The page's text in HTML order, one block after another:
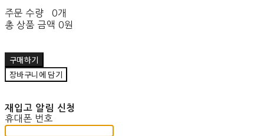
주문 수량
0개
총 상품 금액 0원
구매하기
장바구니에 담기
재입고 알림 신청
휴대폰 번호